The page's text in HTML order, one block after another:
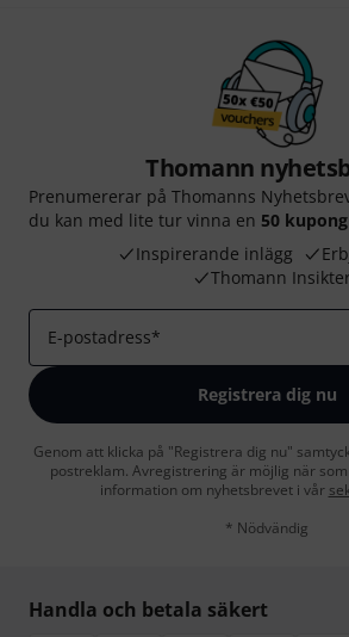
Thomann
Prenumererar på Thomanns
du kan med lite tur vinna en 50 kupong
Inspirerande inlägg
Thomann
E-postadress*
Registrera dig nu
Genom att klicka på "Registrera dig nu"
postreklam. Avregistrering är möjlig när
information om nyhetsbrevet i vår
* Nödvändig
Handla och betala säkert